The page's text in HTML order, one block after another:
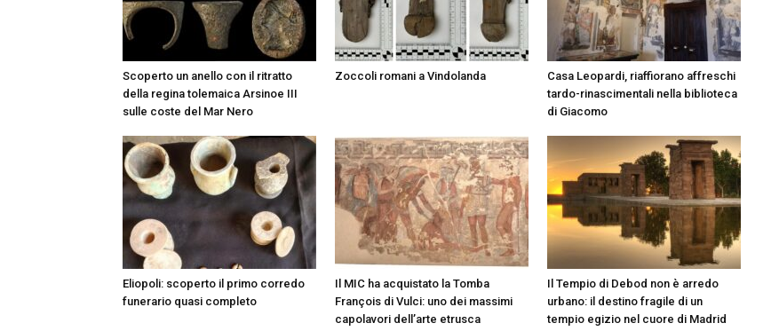
Scoperto un anello con il ritratto
della regina tolemaica Arsinoe III
sulle coste del Mar Nero
Zoccoli romani a Vindolanda
Casa Leopardi, riaffiorano affreschi
tardo-rinascimentali nella biblioteca
di Giacomo
Eliopoli: scoperto il primo corredo
funerario quasi completo
Il MIC ha acquistato la Tomba
François di Vulci: uno dei massimi
capolavori dell’arte etrusca
Il Tempio di Debod non è arredo
urbano: il destino fragile di un
tempio egizio nel cuore di Madrid